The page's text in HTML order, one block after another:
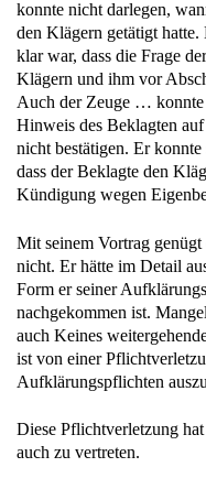
konnte nicht darlegen,
den Klägern getätigt
klar war, dass die Frage
Klägern und ihm vor
Auch der Zeuge … konnte
Hinweis des Beklagten
nicht bestätigen. Er
dass der Beklagte den
Kündigung wegen
Mit seinem Vortrag
nicht. Er hätte im Detail
Form er seiner
nachgekommen ist.
auch Keines
ist von einer
Aufklärungspflichten
Diese Pflichtverletzung
auch zu vertreten.